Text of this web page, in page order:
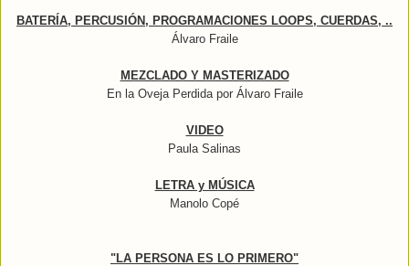
BATERÍA, PERCUSIÓN, PROGRAMACIONES LOOPS, CUERDAS, ..
Álvaro Fraile
MEZCLADO Y MASTERIZADO
En la Oveja Perdida por Álvaro Fraile
VIDEO
Paula Salinas
LETRA y MÚSICA
Manolo Copé
"LA PERSONA ES LO PRIMERO"